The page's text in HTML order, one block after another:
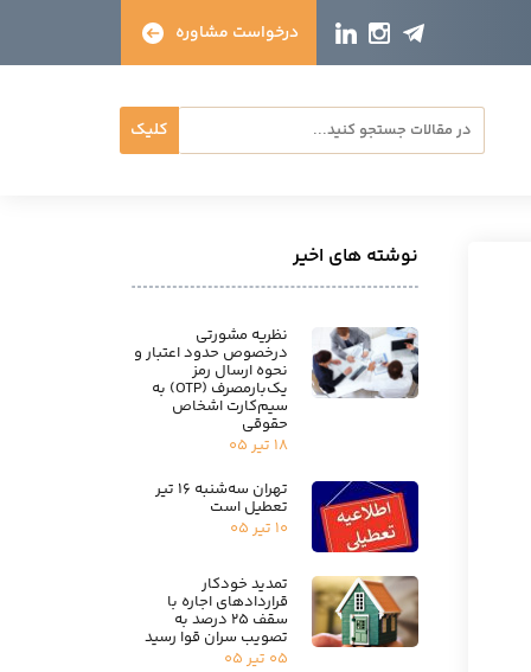
کلیک
درخواست مشاوره
نوشته های اخیر
نظریه مشورتی
درخصوص حدود اعتبار و
نحوه ارسال رمز
یک‌بارمصرف (OTP) به
سیم‌کارت اشخاص
حقوقی
۱۸ تیر ۰۵
تهران سه‌شنبه ۱۶ تیر
تعطیل است
۱۰ تیر ۰۵
تمدید خودکار
قراردادهای اجاره با
سقف ۲۵ درصد به
تصویب سران قوا رسید
۰۵ تیر ۰۵